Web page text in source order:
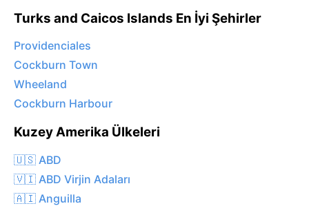
Turks and Caicos Islands En İyi Şehirler
Providenciales
Cockburn Town
Wheeland
Cockburn Harbour
Kuzey Amerika Ülkeleri
🇺🇸 ABD
🇻🇮 ABD Virjin Adaları
🇦🇮 Anguilla